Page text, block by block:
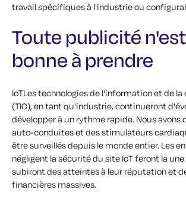
travail spécifiques à l'industrie ou
Toute publicité
bonne à prendre
IoTLes technologies de l'information et de
(TIC), en tant qu'industrie, continueront
développer à un rythme rapide. Nous avons
auto-conduites et des stimulateurs
être surveillés depuis le monde entier. Les
négligent la sécurité du site IoT feront la
subiront des atteintes à leur réputation et
financières massives.